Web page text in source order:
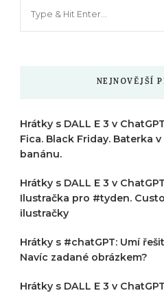
NEJNOVĚJŠÍ
Hrátky s DALL E 3 v
Fica. Black Friday. Baterka
banánu.
Hrátky s DALL E 3 v
Ilustračka pro #tyden.
ilustračky
Hrátky s #chatGPT: Umí
Navíc zadané obrázkem?
Hrátky s DALL E 3 v